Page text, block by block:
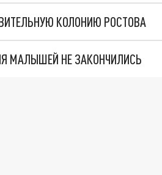
КОЛОНИЮ РОСТОВА
МАЛЫШЕЙ НЕ ЗАКОНЧИЛИСЬ